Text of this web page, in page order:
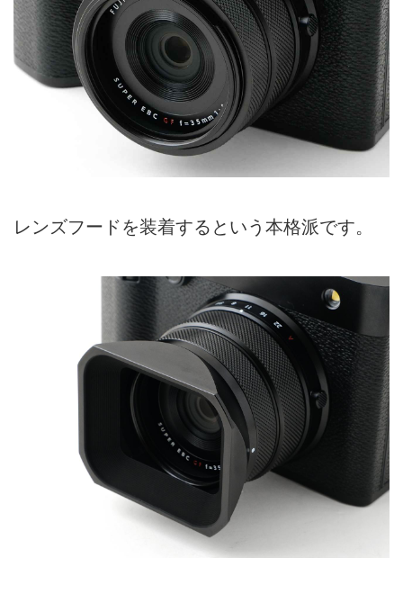
レンズフードを装着するという本格派です。